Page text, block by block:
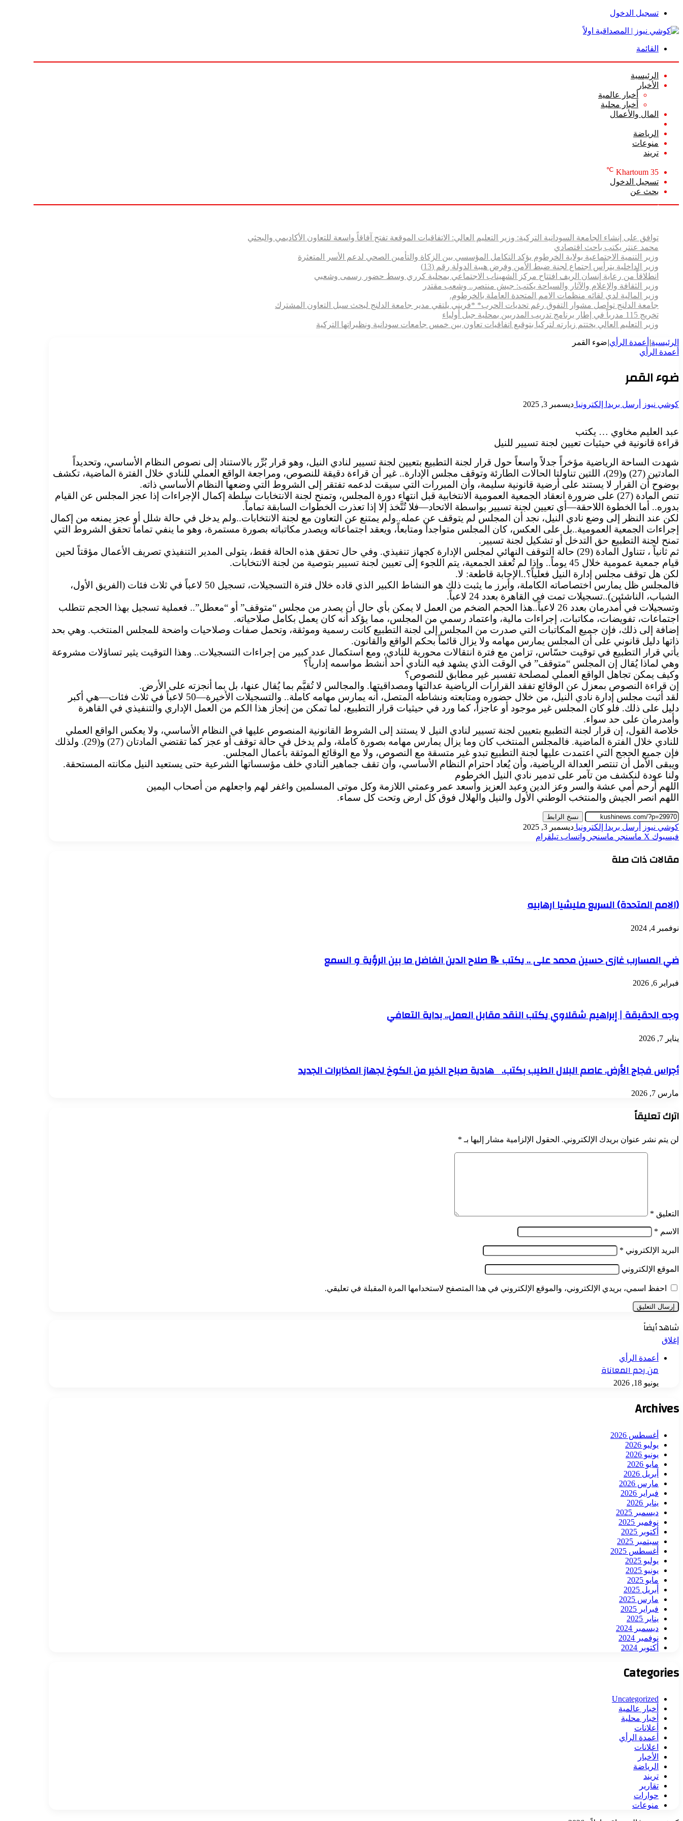
تسجيل الدخول
القائمة
الرئيسية
الأخبار
أخبار عالمية
أخبار محلية
المال والأعمال
الرياضة
منوعات
تريند
Khartoum 35
℃
تسجيل الدخول
بحث عن
توافق على إنشاء الجامعة السودانية التركية: وزير التعليم العالي: الاتفاقيات الموقعة تفتح آفاقاً واسعة للتعاون الأكاديمي والبحثي
محمد عنتر يكتب باحث اقتصادي
وزير التنمية الاجتماعية بولاية الخرطوم يؤكد التكامل المؤسسي بين الزكاة والتأمين الصحي لدعم الأسر المتعثرة
وزير الداخلية يترأس اجتماع لجنة ضبط الأمن وفرض هيبة الدولة رقم (13)
انطلاقاً من رعاية إنسان الريف افتتاح مركز الشهيناب الاجتماعي بمحلية كرري وسط حضور رسمى وشعبي
وزير الثقافة والإعلام والآثار والسياحة يكتب: جيش منتصر.. وشعب مقتدر
وزير المالية لدي لقائه منظمات الامم المتحدة العاملة بالخرطوم.
جامعة الدلنج تواصل مشوار التفوق رغم تحديات الحرب* *فريني يلتقي مدير جامعة الدلنج لبحث سبل التعاون المشترك
تخريج 115 مدرباً في إطار برنامج تدريب المدربين بمحلية جبل أولياء
وزير التعليم العالي يختتم زيارته لتركيا بتوقيع اتفاقيات تعاون بين خمس جامعات سودانية ونظيراتها التركية
الرئيسية| أعمدة الرأي|ضوء القمر
أعمدة الرأي
ضوء القمر
كوشي نيوز أرسل بريدا إلكترونيا ديسمبر 3, 2025
عبد العليم مخاوي … يكتب
قراءة قانونية في حيثيات تعيين لجنة تسيير للنيل
شهدت الساحة الرياضية مؤخراً جدلاً واسعاً حول قرار لجنة التطبيع بتعيين لجنة تسيير لنادي النيل، وهو قرار بُرِّر بالاستناد إلى نصوص النظام الأساسي، وتحديداً
المادتين (27) و(29)، اللتين تناولتا الحالات الطارئة وتوقف مجلس الإدارة.. غير أن قراءة دقيقة للنصوص، ومراجعة الواقع العملي للنادي خلال الفترة الماضية، تكشف
بوضوح أن القرار لا يستند على أرضية قانونية سليمة، وأن المبررات التي سيقت لدعمه تفتقر إلى الشروط التي وضعها النظام الأساسي ذاته.
تنص المادة (27) على ضرورة انعقاد الجمعية العمومية الانتخابية قبل انتهاء دورة المجلس، وتمنح لجنة الانتخابات سلطة إكمال الإجراءات إذا عجز المجلس عن القيام
بدوره.. أما الخطوة اللاحقة—أي تعيين لجنة تسيير بواسطة الاتحاد—فلا تُتَّخذ إلا إذا تعذرت الخطوات السابقة تماماً.
لكن عند النظر إلى وضع نادي النيل، نجد أن المجلس لم يتوقف عن عمله..ولم يمتنع عن التعاون مع لجنة الانتخابات..ولم يدخل في حالة شلل أو عجز يمنعه من إكمال
إجراءات الجمعية العمومية..بل على العكس، كان المجلس متواجداً ومتابعاً، ويعقد اجتماعاته ويصدر مكاتباته بصورة مستمرة، وهو ما ينفي تماماً تحقق الشروط التي
تمنح لجنة التطبيع حق التدخل أو تشكيل لجنة تسيير.
ثم ثانياً ، تتناول المادة (29) حالة التوقف النهائي لمجلس الإدارة كجهاز تنفيذي. وفي حال تحقق هذه الحالة فقط، يتولى المدير التنفيذي تصريف الأعمال مؤقتاً لحين
قيام جمعية عمومية خلال 45 يوماً.. وإذا لم تُعقد الجمعية، يتم اللجوء إلى تعيين لجنة تسيير بتوصية من لجنة الانتخابات.
لكن هل توقف مجلس إدارة النيل فعلياً؟..الإجابة قاطعة: لا.
فالمجلس ظل يمارس اختصاصاته الكاملة، وأبرز ما يثبت ذلك هو النشاط الكبير الذي قاده خلال فترة التسجيلات، تسجيل 50 لاعباً في ثلاث فئات (الفريق الأول،
الشباب، الناشئين)..تسجيلات تمت في القاهرة بعدد 24 لاعباً.
وتسجيلات في أمدرمان بعدد 26 لاعباً..هذا الحجم الضخم من العمل لا يمكن بأي حال أن يصدر من مجلس “متوقف” أو “معطل”.. فعملية تسجيل بهذا الحجم تتطلب
اجتماعات، تفويضات، مكاتبات، إجراءات مالية، واعتماد رسمي من المجلس، مما يؤكد أنه كان يعمل بكامل صلاحياته.
إضافة إلى ذلك، فإن جميع المكاتبات التي صدرت من المجلس إلى لجنة التطبيع كانت رسمية وموثقة، وتحمل صفات وصلاحيات واضحة للمجلس المنتخب. وهي بحد
ذاتها دليل قانوني على أن المجلس يمارس مهامه ولا يزال قائماً بحكم الواقع والقانون.
يأتي قرار التطبيع في توقيت حسّاس، تزامن مع فترة انتقالات محورية للنادي، ومع استكمال عدد كبير من إجراءات التسجيلات.. وهذا التوقيت يثير تساؤلات مشروعة
وهي لماذا يُقال إن المجلس “متوقف” في الوقت الذي يشهد فيه النادي أحد أنشط مواسمه إدارياً؟
وكيف يمكن تجاهل الواقع العملي لمصلحة تفسير غير مطابق للنصوص؟
إن قراءة النصوص بمعزل عن الوقائع تفقد القرارات الرياضية عدالتها ومصداقيتها. والمجالس لا تُقيَّم بما يُقال عنها، بل بما أنجزته على الأرض.
لقد أثبت مجلس إدارة نادي النيل، من خلال حضوره ومتابعته ونشاطه المتصل، أنه يمارس مهامه كاملة.. والتسجيلات الأخيرة—50 لاعباً في ثلاث فئات—هي أكبر
دليل على ذلك. فلو كان المجلس غير موجود أو عاجزاً، كما ورد في حيثيات قرار التطبيع، لما تمكن من إنجاز هذا الكم من العمل الإداري والتنفيذي في القاهرة
وأمدرمان على حد سواء.
خلاصة القول، إن قرار لجنة التطبيع بتعيين لجنة تسيير لنادي النيل لا يستند إلى الشروط القانونية المنصوص عليها في النظام الأساسي، ولا يعكس الواقع العملي
للنادي خلال الفترة الماضية. فالمجلس المنتخب كان وما يزال يمارس مهامه بصورة كاملة، ولم يدخل في حالة توقف أو عجز كما تقتضي المادتان (27) و(29). ولذلك
فإن جميع الحجج التي اعتمدت عليها لجنة التطبيع تبدو غير متسقة مع النصوص، ولا مع الوقائع الموثقة بأعمال المجلس.
ويبقى الأمل أن تنتصر العدالة الرياضية، وأن يُعاد احترام النظام الأساسي، وأن تقف جماهير النادي خلف مؤسساتها الشرعية حتى يستعيد النيل مكانته المستحقة.
ولنا عودة لنكشف من تآمر على تدمير نادي النيل الخرطوم
اللهم أرحم أمي عشة والسر وعز الدين وعبد العزيز وأسعد عمر وعمتي اللازمة وكل موتى المسلمين واغفر لهم واجعلهم من أصحاب اليمين
اللهم انصر الجيش والمنتخب الوطني الأول والنيل والهلال فوق كل ارض وتحت كل سماء.
نسخ الرابط
كوشي نيوز أرسل بريدا إلكترونيا ديسمبر 3, 2025
فيسبوك ‫X ماسنجر ماسنجر واتساب تيلقرام
مقالات ذات صلة
(الامم المتحدة) السريع مليشيا ارهابيه
نوفمبر 4, 2024
ضي المسارب غازى حسين محمد على .. يكتب 📝 صلاح الدين الفاضل ما بين الرؤية و السمع
فبراير 6, 2026
وجه الحقيقة | إبراهيم شقلاوي يكتب النقد مقابل العمل.. بداية التعافي
يناير 7, 2026
أجراس فجاج الأرض. عاصم البلال الطيب بكتب. هادية صباح الخير من الكوخ لجهاز المخابرات الجديد
مارس 7, 2026
اترك تعليقاً
لن يتم نشر عنوان بريدك الإلكتروني. الحقول الإلزامية مشار إليها بـ *
التعليق *
الاسم *
البريد الإلكتروني *
الموقع الإلكتروني
احفظ اسمي، بريدي الإلكتروني، والموقع الإلكتروني في هذا المتصفح لاستخدامها المرة المقبلة في تعليقي.
شاهد أيضاً
إغلاق
أعمدة الرأي
من رحم المعاناة
يونيو 18, 2026
Archives
أغسطس 2026
يوليو 2026
يونيو 2026
مايو 2026
أبريل 2026
مارس 2026
فبراير 2026
يناير 2026
ديسمبر 2025
نوفمبر 2025
أكتوبر 2025
سبتمبر 2025
أغسطس 2025
يوليو 2025
يونيو 2025
مايو 2025
أبريل 2025
مارس 2025
فبراير 2025
يناير 2025
ديسمبر 2024
نوفمبر 2024
أكتوبر 2024
Categories
Uncategorized
أخبار عالمية
أخبار محلية
أعلانات
أعمدة الرأي
اعلانات
الأخبار
الرياضة
تريند
تقارير
حوارات
منوعات